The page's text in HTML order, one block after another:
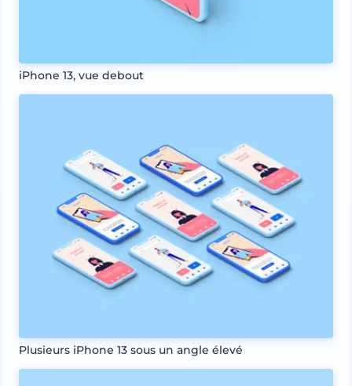
iPhone 13, vue debout
Plusieurs iPhone 13 sous un angle élevé